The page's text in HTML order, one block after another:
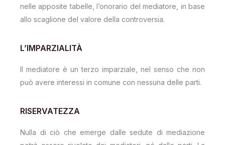
nelle apposite tabelle, l’onorario del mediatore, in base
allo scaglione del valore della controversia.
L’IMPARZIALITÀ
Il mediatore è un terzo imparziale, nel senso che non
può avere interessi in comune con nessuna delle parti.
RISERVATEZZA
Nulla di ciò che emerge dalle sedute di mediazione